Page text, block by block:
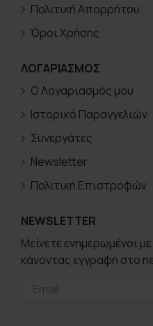
Πολιτική Απορρήτου
Όροι Χρήσης
ΛΟΓΑΡΙΑΣΜΟΣ
Ο Λογαριασμός μου
Ιστορικό Παραγγελιών
Συνεργάτες
Newsletter
Πολιτική Επιστροφών
NEWSLETTER
Μείνετε ενημερωμένοι
κάνοντας εγγραφή στο